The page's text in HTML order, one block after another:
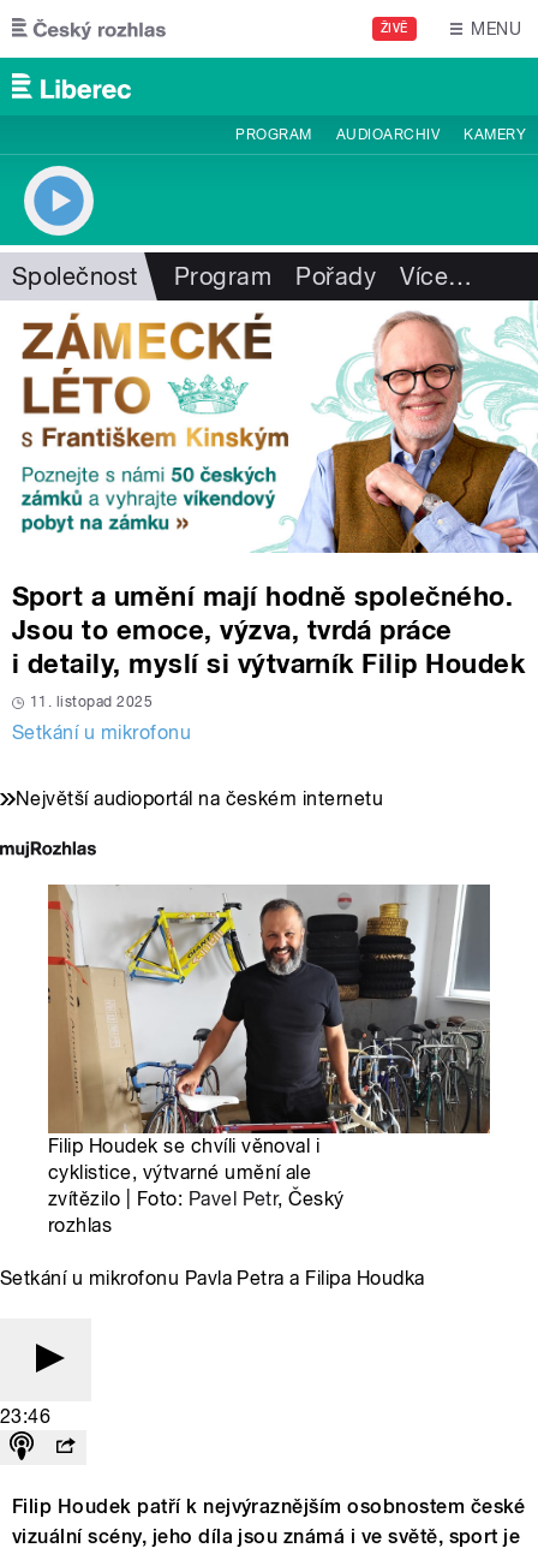
Přejít k hlavnímu obsahu
ŽIVĚ MENU
PROGRAM AUDIOARCHIV KAMERY
Společnost Program Pořady Více…
Sport a umění mají hodně společného.
Jsou to emoce, výzva, tvrdá práce
i detaily, myslí si výtvarník Filip Houdek
11. listopad 2025
Setkání u mikrofonu
Největší audioportál na českém internetu
Filip Houdek se chvíli věnoval i
cyklistice, výtvarné umění ale
zvítězilo | Foto: Pavel Petr, Český
rozhlas
Setkání u mikrofonu Pavla Petra a Filipa Houdka
23:46
Filip Houdek patří k nejvýraznějším osobnostem české
vizuální scény, jeho díla jsou známá i ve světě, sport je